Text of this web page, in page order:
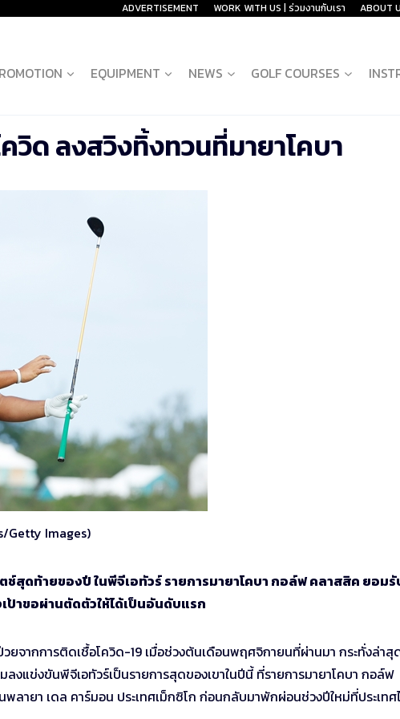
ADVERTISEMENT WORK WITH US | ร่วมงานกับเรา ABOUT
EQUIPMENT NEWS GOLF COURSES
วิด ลงสวิงทิ้งทวนที่มายาโคบา
Getty Images)
สุดท้ายของปี ในพีจีเอทัวร์ รายการมายาโคบา กอล์ฟ คลาสสิค ยอมรั
ป้าขอผ่านตัดตัวให้ได้เป็นอันดับแรก
วยจากการติดเชื้อโควิด-19 เมื่อช่วงต้นเดือนพฤศจิกายนที่ผ่านมา กระทั่งล่า
งแข่งขันพีจีเอทัวร์เป็นรายการสุดของเขาในปีนี้ ที่รายการมายาโคบา กอล์ฟ
ายา เดล คาร์มอน ประเทศเม็กซิโก ก่อนกลับมาพักผ่อนช่วงปีใหม่ที่ประเทศ